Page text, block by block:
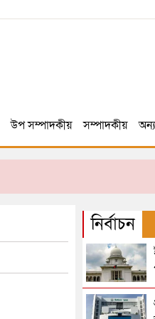
উপ সম্পাদকীয় সম্পাদকীয়
নির্বাচন